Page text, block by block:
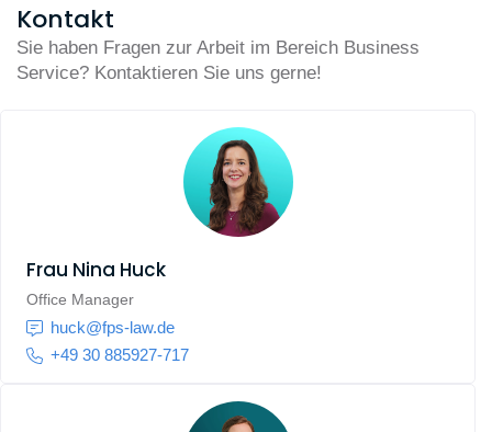
Kontakt
Sie haben Fragen zur Arbeit im Bereich Business
Service? Kontaktieren Sie uns gerne!
Frau Nina Huck
Office Manager
huck@fps-law.de
+49 30 885927-717